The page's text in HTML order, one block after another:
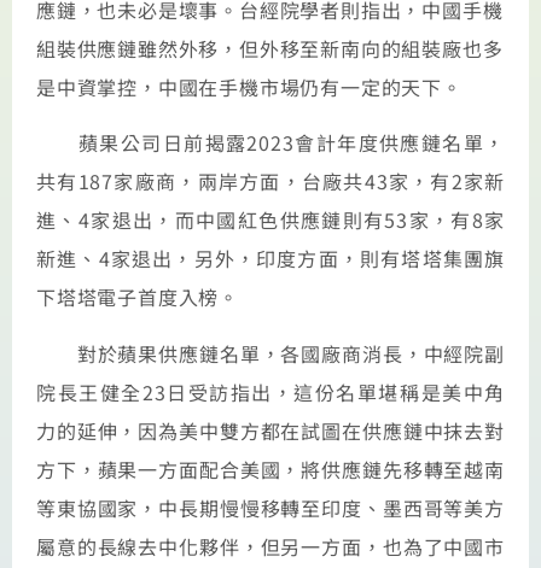
應鏈，也未必是壞事。台經院學者則指出，中國手機
組裝供應鏈雖然外移，但外移至新南向的組裝廠也多
是中資掌控，中國在手機市場仍有一定的天下。
蘋果公司日前揭露2023會計年度供應鏈名單，
共有187家廠商，兩岸方面，台廠共43家，有2家新
進、4家退出，而中國紅色供應鏈則有53家，有8家
新進、4家退出，另外，印度方面，則有塔塔集團旗
下塔塔電子首度入榜。
對於蘋果供應鏈名單，各國廠商消長，中經院副
院長王健全23日受訪指出，這份名單堪稱是美中角
力的延伸，因為美中雙方都在試圖在供應鏈中抹去對
方下，蘋果一方面配合美國，將供應鏈先移轉至越南
等東協國家，中長期慢慢移轉至印度、墨西哥等美方
屬意的長線去中化夥伴，但另一方面，也為了中國市